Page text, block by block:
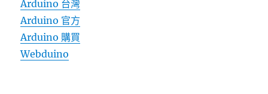
Arduino 台灣
Arduino 官方
Arduino 購買
Webduino